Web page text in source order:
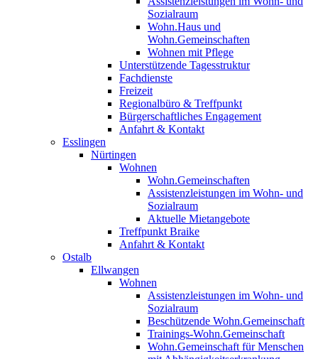
Sozialraum
Wohn.Haus und
Wohn.Gemeinschaften
Wohnen mit Pflege
Unterstützende Tagesstruktur
Fachdienste
Freizeit
Regionalbüro & Treffpunkt
Bürgerschaftliches Engagement
Anfahrt & Kontakt
Esslingen
Nürtingen
Wohnen
Wohn.Gemeinschaften
Assistenzleistungen im Wohn- und
Sozialraum
Aktuelle Mietangebote
Treffpunkt Braike
Anfahrt & Kontakt
Ostalb
Ellwangen
Wohnen
Assistenzleistungen im Wohn- und
Sozialraum
Beschützende Wohn.Gemeinschaft
Trainings-Wohn.Gemeinschaft
Wohn.Gemeinschaft für Menschen